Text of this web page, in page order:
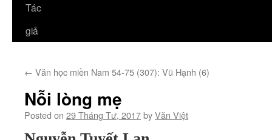
Tác
giả
← Văn học miền Nam 54-75 (307): Vũ Hạnh (6)
Nỗi lòng mẹ
Posted on 29 Tháng Tư, 2017byVăn Việt